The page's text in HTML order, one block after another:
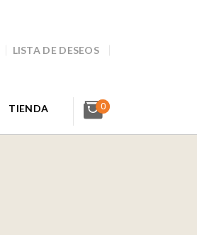
LISTA DE DESEOS
TIENDA 0